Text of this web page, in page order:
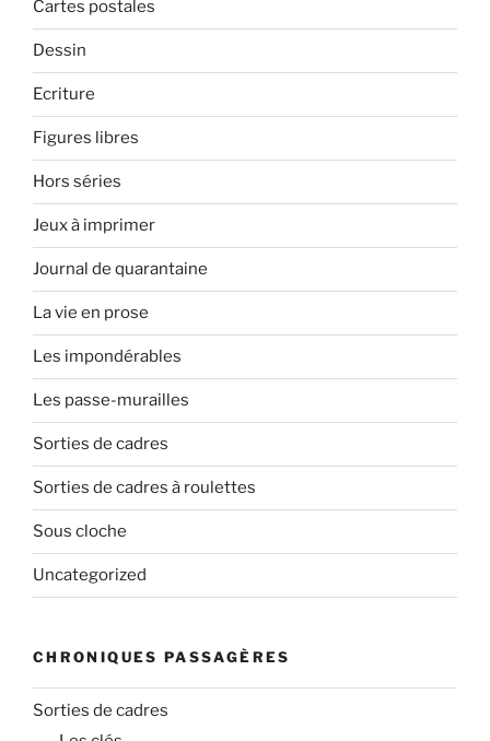
Cartes postales
Dessin
Ecriture
Figures libres
Hors séries
Jeux à imprimer
Journal de quarantaine
La vie en prose
Les impondérables
Les passe-murailles
Sorties de cadres
Sorties de cadres à roulettes
Sous cloche
Uncategorized
CHRONIQUES PASSAGÈRES
Sorties de cadres